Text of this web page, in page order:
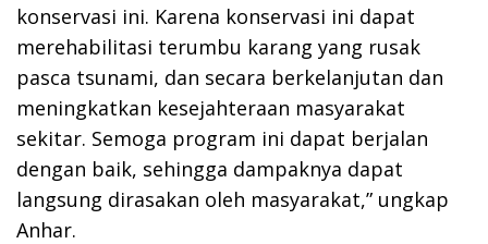
konservasi ini. Karena konservasi ini dapat
merehabilitasi terumbu karang yang rusak
pasca tsunami, dan secara berkelanjutan dan
meningkatkan kesejahteraan masyarakat
sekitar. Semoga program ini dapat berjalan
dengan baik, sehingga dampaknya dapat
langsung dirasakan oleh masyarakat,” ungkap
Anhar.